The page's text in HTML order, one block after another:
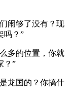
闹够了没有？现
吗？”
多的位置，你就
？”
龙国的？你搞什